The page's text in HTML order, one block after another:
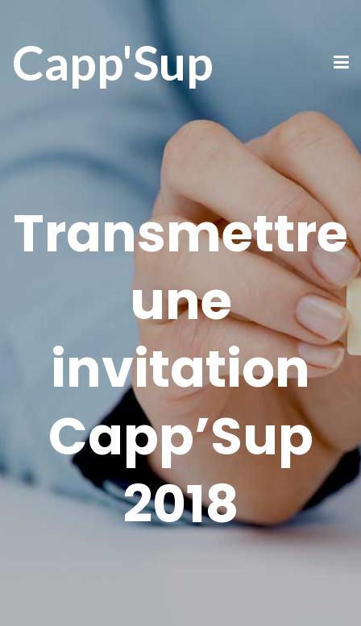
Capp'Sup
Transmettre
une
invitation
Capp’Sup
2018